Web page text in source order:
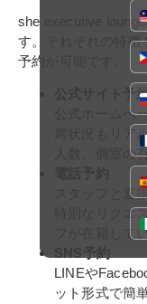
she executive
す。それぞれの特徴
予約が可能です。
公式サイト予
公式ホームペ
席状況もリア
人数、個室の
スタッフと直
特別なリクエ
フが在籍して
SNS予約
LINEや
ット形式で簡